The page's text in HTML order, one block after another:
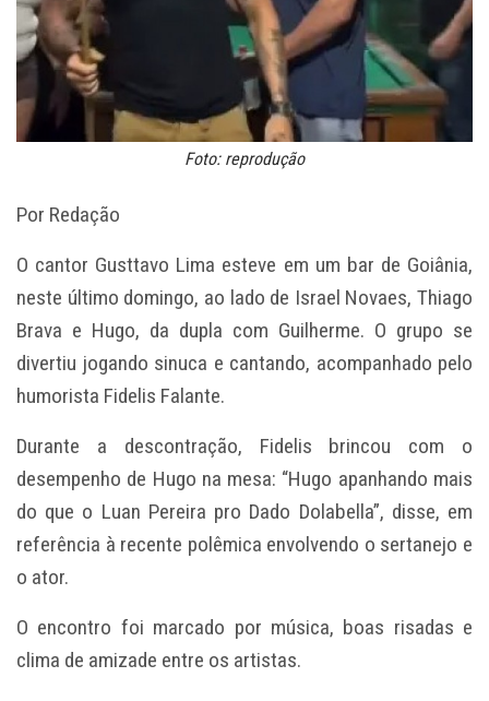
Foto: reprodução
Por Redação
O cantor Gusttavo Lima esteve em um bar de Goiânia,
neste último domingo, ao lado de Israel Novaes, Thiago
Brava e Hugo, da dupla com Guilherme. O grupo se
divertiu jogando sinuca e cantando, acompanhado pelo
humorista Fidelis Falante.
Durante a descontração, Fidelis brincou com o
desempenho de Hugo na mesa: “Hugo apanhando mais
do que o Luan Pereira pro Dado Dolabella”, disse, em
referência à recente polêmica envolvendo o sertanejo e
o ator.
O encontro foi marcado por música, boas risadas e
clima de amizade entre os artistas.